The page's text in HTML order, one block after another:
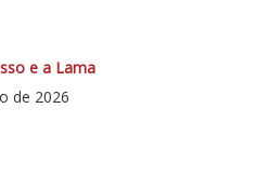
e a Lama
de 2026